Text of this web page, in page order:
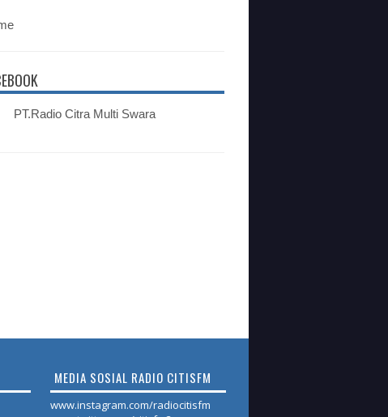
PT.Radio Citra Multi Swara
MEDIA SOSIAL RADIO CITISFM
www.instagram.com/radiocitisfm